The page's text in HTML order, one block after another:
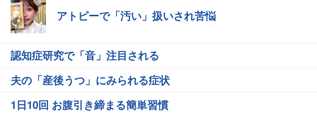
アトピーで「汚い」扱いされ苦悩
認知症研究で「音」注目される
夫の「産後うつ」にみられる症状
1日10回 お腹引き締まる簡単習慣